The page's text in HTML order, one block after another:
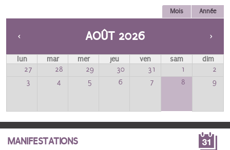
Mois Année
AOÛT 2026
Suivant »
lun mar mer jeu ven sam
dim
27
28 29 30 31 1
2
3
4 5 6 7 8 9
MANIFESTATIONS